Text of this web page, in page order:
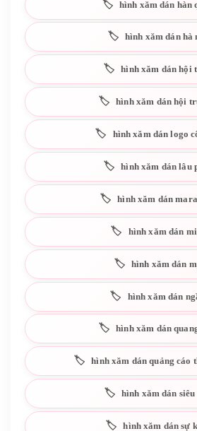
hình xăm dán hàn
hình xăm dán hà
hình xăm dán hội
hình xăm dán hội
hình xăm dán logo
hình xăm dán lâu
hình xăm dán
hình xăm dán
hình xăm dán
hình xăm dán
hình xăm dán
hình xăm dán quảng cáo
hình xăm dán siêu
hình xăm dán sự